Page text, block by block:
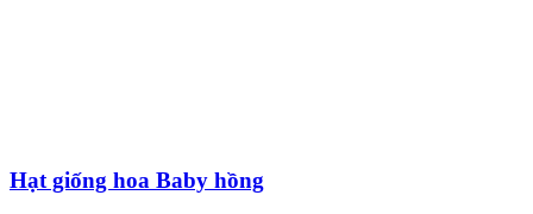
Hạt giống hoa Baby hồng